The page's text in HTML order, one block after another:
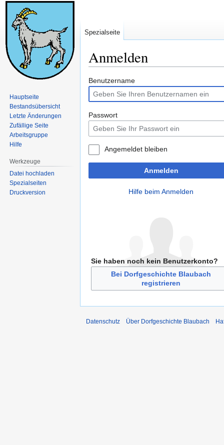
Anmelden
Zur
Navigation
springen
Zur
Suche
springen
Benutzername
Passwort
Angemeldet bleiben
Anmelden
Hilfe beim Anmelden
Sie haben noch kein Benutzerkonto?
Bei Dorfgeschichte Blaubach
registrieren
Spezialseite
Hauptseite
Bestandsübersicht
Letzte Änderungen
Zufällige Seite
Arbeitsgruppe
Hilfe
Werkzeuge
Datei hochladen
Spezialseiten
Druckversion
Datenschutz Über Dorfgeschichte Blaubach